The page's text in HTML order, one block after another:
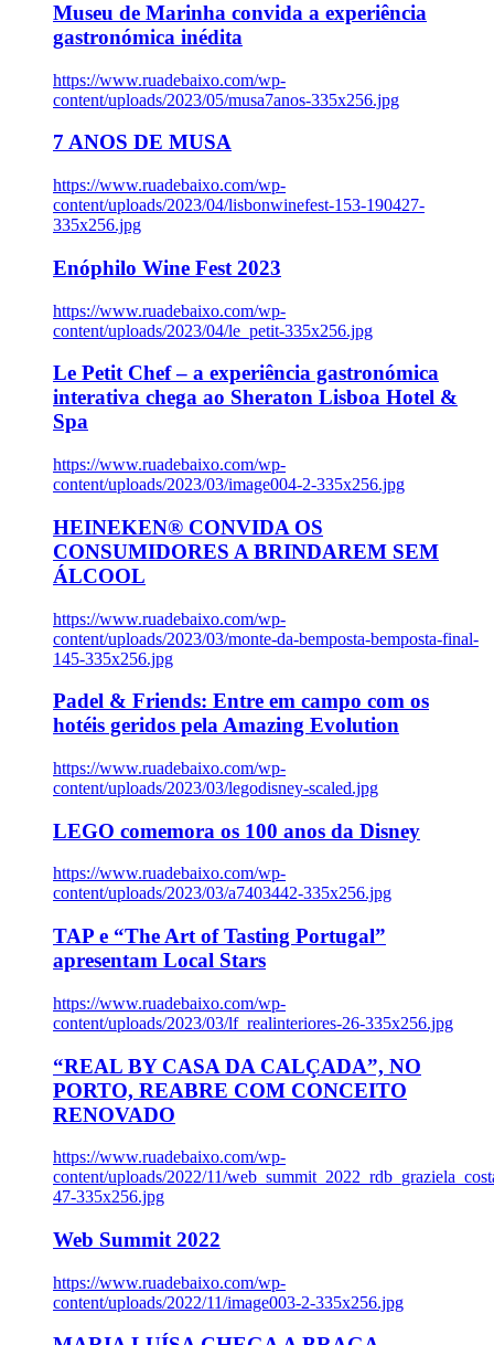
Museu de Marinha convida a experiência
gastronómica inédita
https://www.ruadebaixo.com/wp-
content/uploads/2023/05/musa7anos-335x256.jpg
7 ANOS DE MUSA
https://www.ruadebaixo.com/wp-
content/uploads/2023/04/lisbonwinefest-153-190427-
335x256.jpg
Enóphilo Wine Fest 2023
https://www.ruadebaixo.com/wp-
content/uploads/2023/04/le_petit-335x256.jpg
Le Petit Chef – a experiência gastronómica
interativa chega ao Sheraton Lisboa Hotel &
Spa
https://www.ruadebaixo.com/wp-
content/uploads/2023/03/image004-2-335x256.jpg
HEINEKEN® CONVIDA OS
CONSUMIDORES A BRINDAREM SEM
ÁLCOOL
https://www.ruadebaixo.com/wp-
content/uploads/2023/03/monte-da-bemposta-bemposta-final-
145-335x256.jpg
Padel & Friends: Entre em campo com os
hotéis geridos pela Amazing Evolution
https://www.ruadebaixo.com/wp-
content/uploads/2023/03/legodisney-scaled.jpg
LEGO comemora os 100 anos da Disney
https://www.ruadebaixo.com/wp-
content/uploads/2023/03/a7403442-335x256.jpg
TAP e “The Art of Tasting Portugal”
apresentam Local Stars
https://www.ruadebaixo.com/wp-
content/uploads/2023/03/lf_realinteriores-26-335x256.jpg
“REAL BY CASA DA CALÇADA”, NO
PORTO, REABRE COM CONCEITO
RENOVADO
https://www.ruadebaixo.com/wp-
content/uploads/2022/11/
47-335x256.jpg
Web Summit 2022
https://www.ruadebaixo.com/wp-
content/uploads/2022/11/image003-2-335x256.jpg